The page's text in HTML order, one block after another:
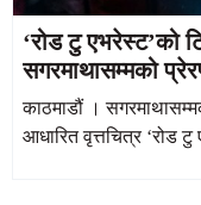
‘रोड टु एभरेस्ट’को
सगरमाथासम्मको
काठमाडौं ।
आधारित वृत्तचित्र ‘रोड